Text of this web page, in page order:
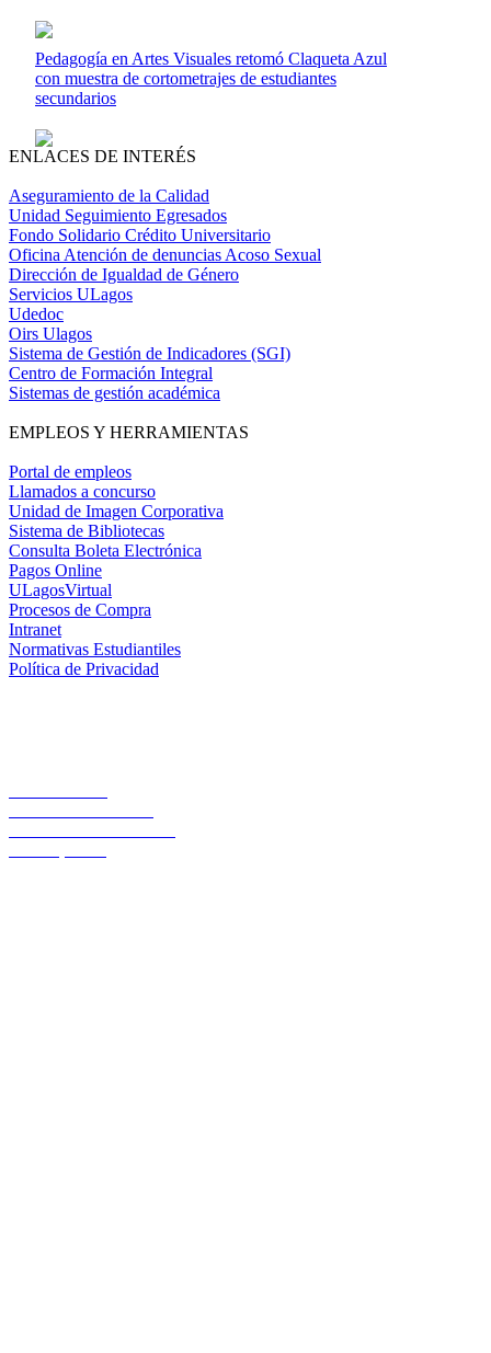
Pedagogía en Artes Visuales retomó Claqueta Azul
con muestra de cortometrajes de estudiantes
secundarios
ENLACES DE INTERÉS
Aseguramiento de la Calidad
Unidad Seguimiento Egresados
Fondo Solidario Crédito Universitario
Oficina Atención de denuncias Acoso Sexual
Dirección de Igualdad de Género
Servicios ULagos
Udedoc
Oirs Ulagos
Sistema de Gestión de Indicadores (SGI)
Centro de Formación Integral
Sistemas de gestión académica
EMPLEOS Y HERRAMIENTAS
Portal de empleos
Llamados a concurso
Unidad de Imagen Corporativa
Sistema de Bibliotecas
Consulta Boleta Electrónica
Pagos Online
ULagosVirtual
Procesos de Compra
Intranet
Normativas Estudiantiles
Política de Privacidad